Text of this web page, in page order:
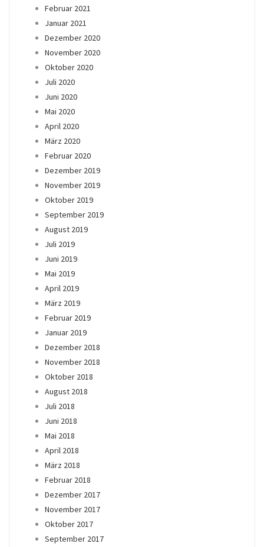
Februar 2021
Januar 2021
Dezember 2020
November 2020
Oktober 2020
Juli 2020
Juni 2020
Mai 2020
April 2020
März 2020
Februar 2020
Dezember 2019
November 2019
Oktober 2019
September 2019
August 2019
Juli 2019
Juni 2019
Mai 2019
April 2019
März 2019
Februar 2019
Januar 2019
Dezember 2018
November 2018
Oktober 2018
August 2018
Juli 2018
Juni 2018
Mai 2018
April 2018
März 2018
Februar 2018
Dezember 2017
November 2017
Oktober 2017
September 2017